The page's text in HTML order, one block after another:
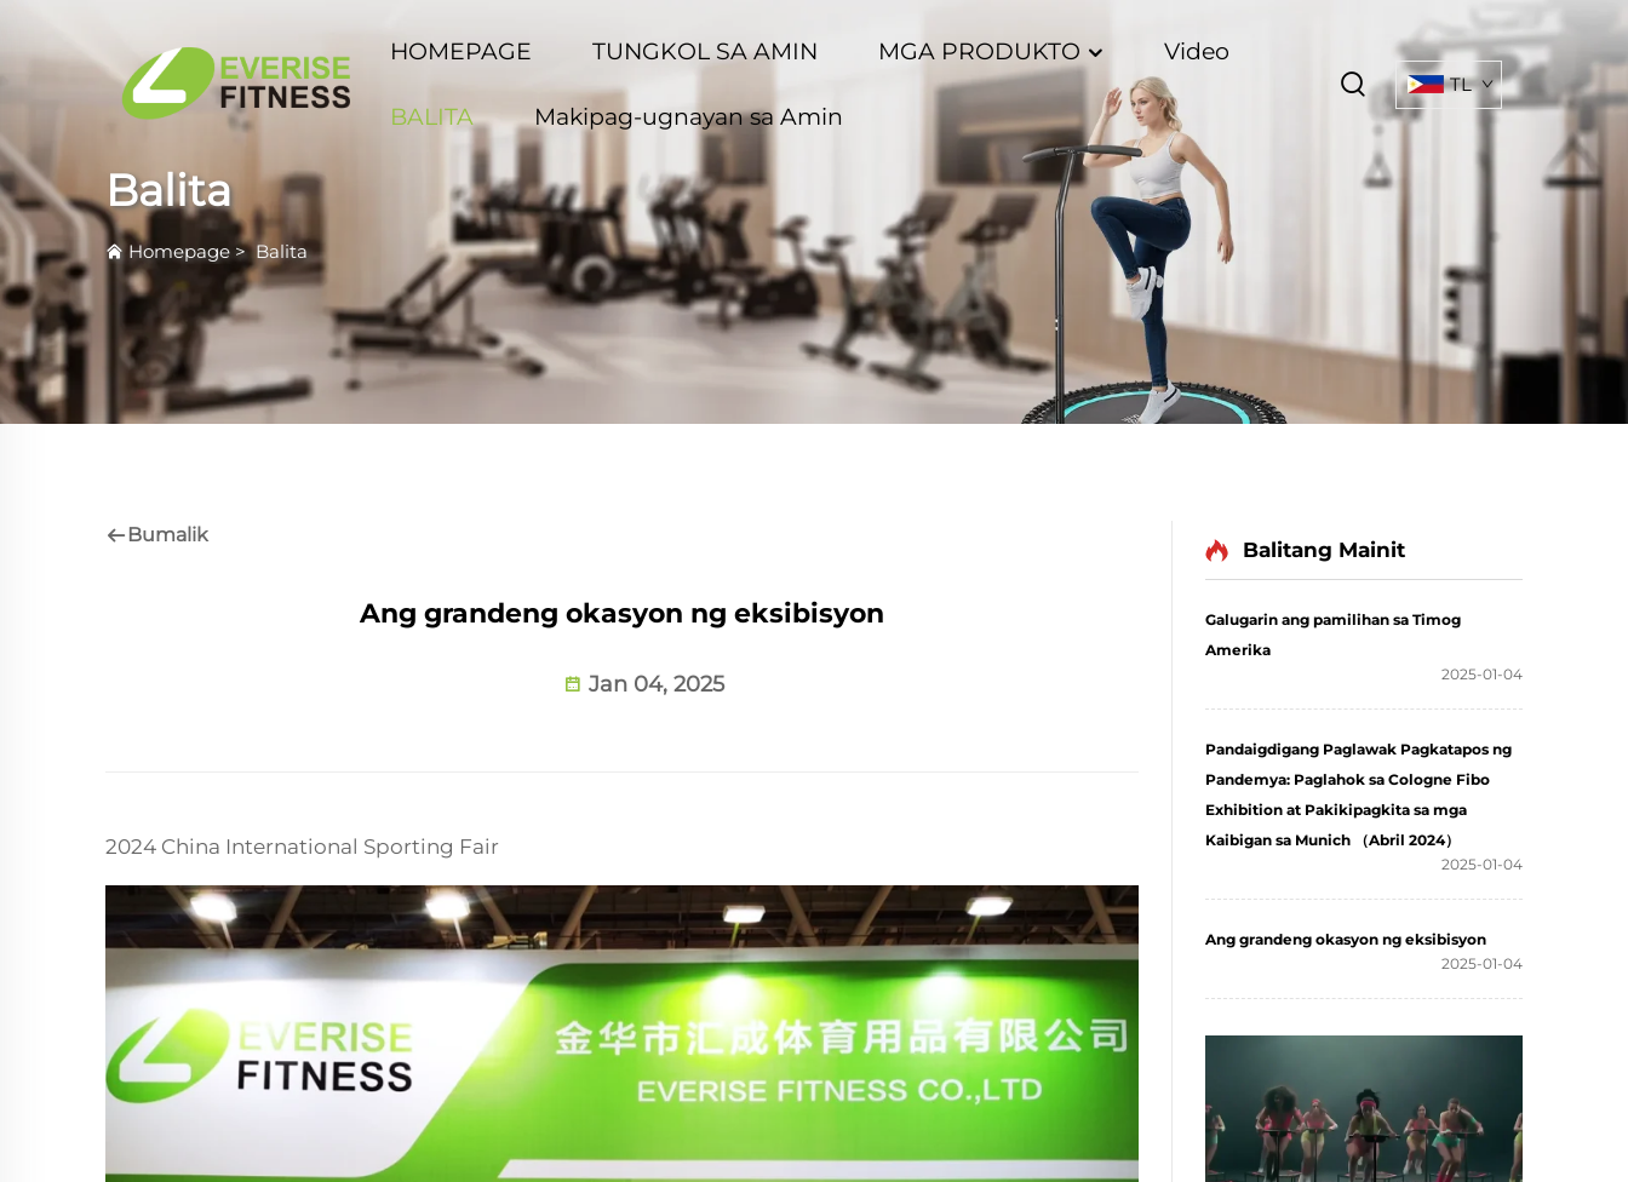
HOMEPAGE TUNGKOL SA AMIN MGA PRODUKTO Video
BALITA Makipag-ugnayan sa Amin
TL
Balita
Homepage >Balita
Bumalik
Ang grandeng okasyon ng eksibisyon
Jan 04, 2025
2024 China International Sporting Fair
Balitang Mainit
Galugarin ang pamilihan sa Timog
Amerika
2025-01-04
Pandaigdigang Paglawak Pagkatapos ng
Pandemya: Paglahok sa Cologne Fibo
Exhibition at Pakikipagkita sa mga
Kaibigan sa Munich （Abril 2024）
2025-01-04
Ang grandeng okasyon ng eksibisyon
2025-01-04